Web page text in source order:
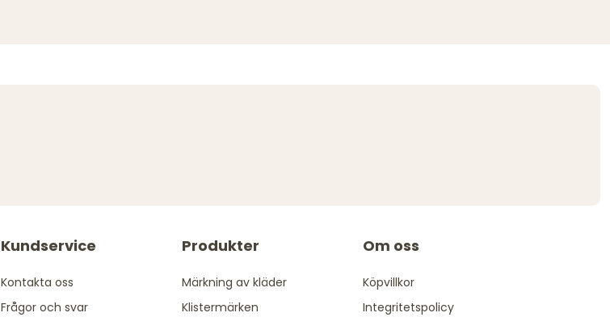
Kundservice
Kontakta oss
Frågor och svar
Produkter
Märkning av kläder
Klistermärken
Om oss
Köpvillkor
Integritetspolicy